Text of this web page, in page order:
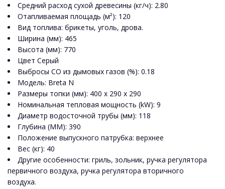
Средний расход сухой древесины (кг/ч): 2.80
Отапливаемая площадь (м²): 120
Вид топлива: брикеты, уголь, дрова.
Ширина (мм): 465
Высота (мм): 770
Цвет Серый
Выбросы CO из дымовых газов (%): 0.18
Модель: Breta N
Размеры топки (мм): 400 х 290 х 290
Номинальная тепловая мощность (kW): 9
Диаметр водосточной трубы (мм): 118
Глубина (MM): 390
Положение выпускного патрубка: верхнее
Вес (кг): 40
Другие особенности: гриль, зольник, ручка регулятора
первичного воздуха, ручка регулятора вторичного
воздуха.